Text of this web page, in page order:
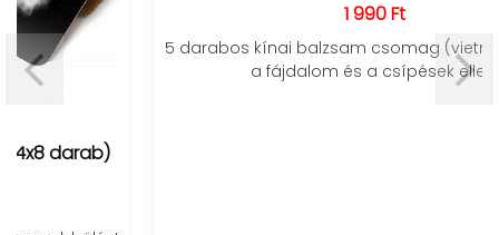
5 darabos kínai balzsam csomag (vietnámi & tigris)
a fájdalom és a csípések ellen.